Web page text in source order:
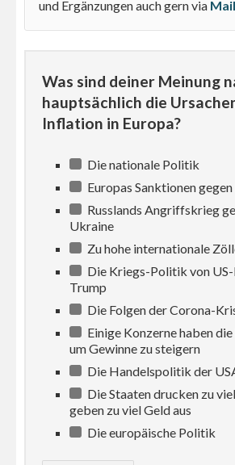
und Ergänzungen auch gern via
Was sind deiner Meinung
hauptsächlich die
Inflation in Europa?
Die nationale Politik
Europas Sanktionen gegen
Russlands Angriffskrieg
Ukraine
Zu hohe internationale
Die Kriegs-Politik von
Trump
Die Folgen der Corona-
Einige Konzerne haben
um Gewinne zu steigern
Die Handelspolitik der
Die Staaten drucken zu
geben zu viel Geld aus
Die europäische Politik